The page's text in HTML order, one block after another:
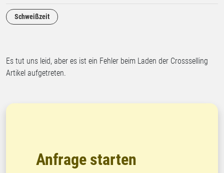
Schweißzeit
Es tut uns leid, aber es ist ein Fehler beim Laden der Crossselling
Artikel aufgetreten.
Anfrage starten